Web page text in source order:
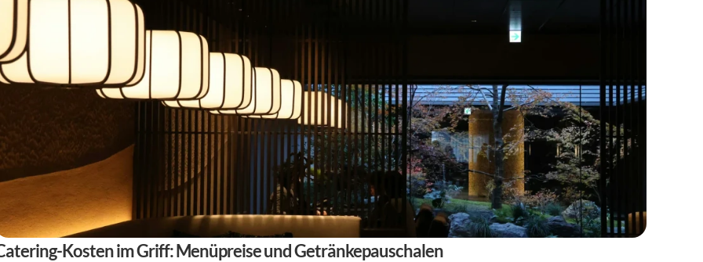
Kosten im Griff: Menüpreise und Getränkepauschalen